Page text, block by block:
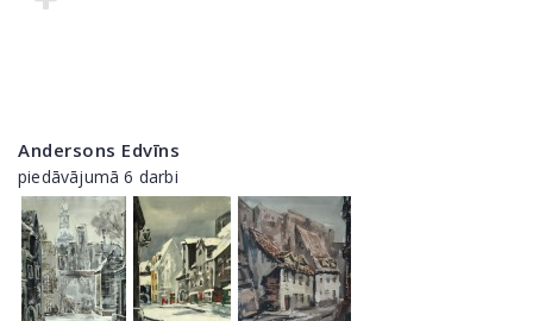
Andersons Edvīns
piedāvājumā 6 darbi